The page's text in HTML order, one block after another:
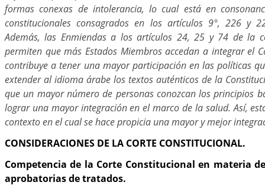
formas conexas de intolerancia, lo cual está en
constitucionales consagrados en los artículos 9°, 226 y
Además, las Enmiendas a los artículos 24, 25 y 74 de la
permiten que más Estados Miembros accedan a integrar el
contribuye a tener una mayor participación en las políticas
extender al idioma árabe los textos auténticos de la
que un mayor número de personas conozcan los principios
lograr una mayor integración en el marco de la salud. Así,
contexto en el cual se hace propicia una mayor y mejor
CONSIDERACIONES DE LA CORTE CONSTITUCIONAL.
Competencia de la Corte Constitucional en materia
aprobatorias de tratados.